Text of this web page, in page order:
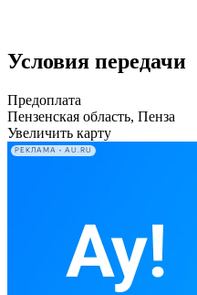
Условия передачи
Предоплата
Пензенская область, Пенза
Увеличить карту
РЕКЛАМА • AU.RU